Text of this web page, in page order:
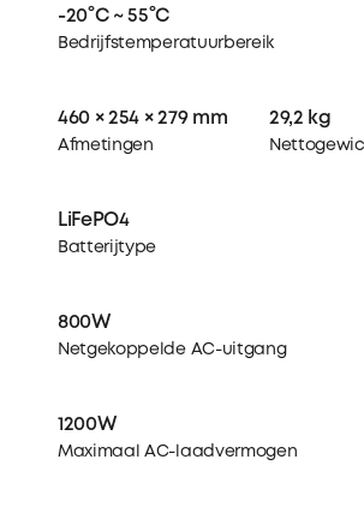
-20°C ~ 55°C
Bedrijfstemperatuurbereik
460 × 254 × 279 mm
Afmetingen
29,2 kg
LiFePO4
Batterijtype
800W
Netgekoppelde AC-uitgang
1200W
Maximaal AC-laadvermogen